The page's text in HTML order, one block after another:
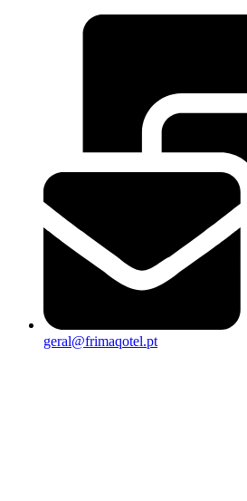
geral@frimaqotel.pt